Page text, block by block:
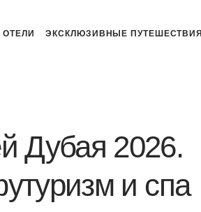
ОТЕЛИ ЭКСКЛЮЗИВНЫЕ ПУТЕШЕСТВИЯ
Дубая 2026.
и спа